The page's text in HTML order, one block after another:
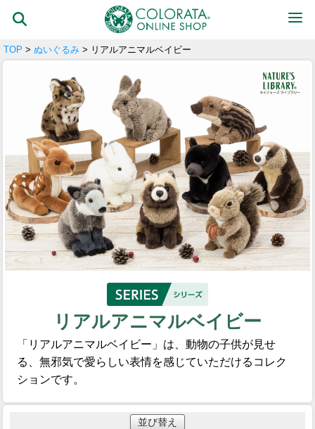
TOP > ぬいぐるみ > リアルアニマルベイビー
リアルアニマルベイビー
「リアルアニマルベイビー」は、動物の子供が見せ
る、無邪気で愛らしい表情を感じていただけるコレク
ションです。
並び替え